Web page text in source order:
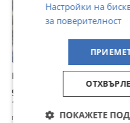
Benelli. S50
900 €
1 760,25 лв
гр. Велинград, Пазарджик, 05
Настройки на
за поверителност
ПОКАЖЕТЕ